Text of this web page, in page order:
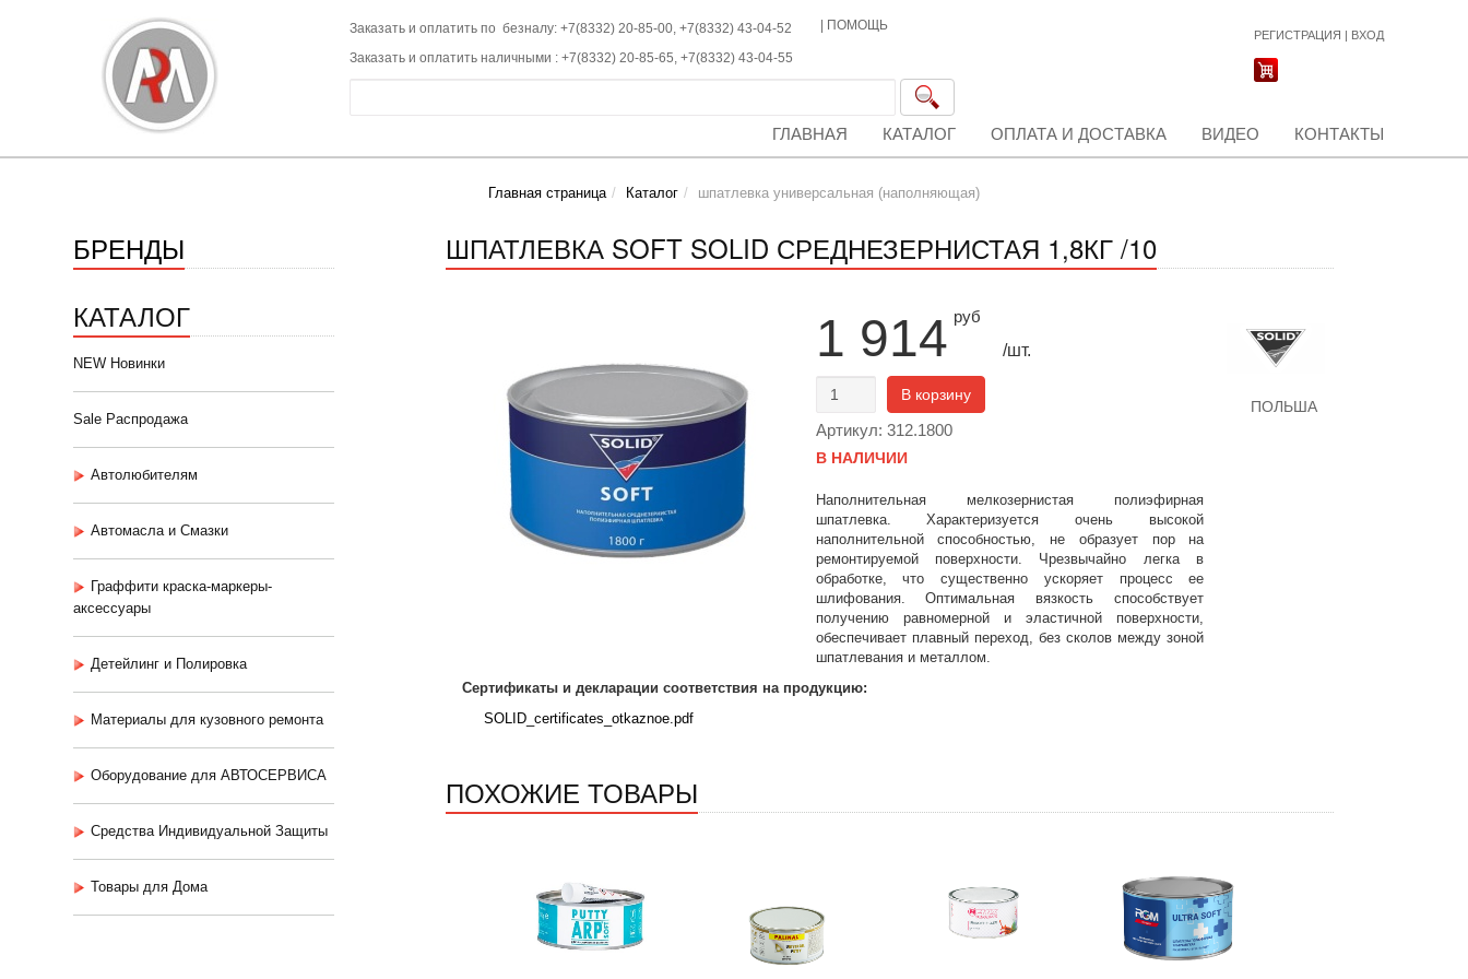
Заказать и оплатить по безналу: +7(8332) 20-85-00, +7(8332) 43-04-52
Заказать и оплатить наличными : +7(8332) 20-85-65, +7(8332) 43-04-55
ПОМОЩЬ
РЕГИСТРАЦИЯ | ВХОД
ГЛАВНАЯ КАТАЛОГ ОПЛАТА И ДОСТАВКА ВИДЕО КОНТАКТЫ
Главная страница Каталог шпатлевка универсальная (наполняющая)
БРЕНДЫ
КАТАЛОГ
NEW Новинки
Sale Распродажа
Автолюбителям
Автомасла и Смазки
Граффити краска-маркеры-
аксессуары
Детейлинг и Полировка
Материалы для кузовного ремонта
Оборудование для АВТОСЕРВИСА
Средства Индивидуальной Защиты
Товары для Дома
ШПАТЛЕВКА SOFT SOLID СРЕДНЕЗЕРНИСТАЯ 1,8КГ /10
1 914 руб
/шт.
В корзину
Артикул: 312.1800
В НАЛИЧИИ
Наполнительная мелкозернистая полиэфирная
шпатлевка. Характеризуется очень высокой
наполнительной способностью, не образует пор на
ремонтируемой поверхности. Чрезвычайно легка в
обработке, что существенно ускоряет процесс ее
шлифования. Оптимальная вязкость способствует
получению равномерной и эластичной поверхности,
обеспечивает плавный переход, без сколов между зоной
шпатлевания и металлом.
ПОЛЬША
Сертификаты и декларации соответствия на продукцию:
SOLID_certificates_otkaznoe.pdf
ПОХОЖИЕ ТОВАРЫ